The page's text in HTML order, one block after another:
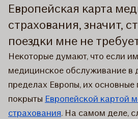
Европейская карта
страхования, значит,
поездки мне не
Некоторые думают, что если
медицинское обслуживание в
пределах Европы, их основные
покрыты Европейской картой
страхования. На самом деле,